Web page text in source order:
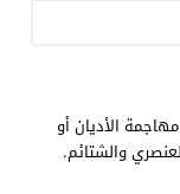
الأديان أو
والشتائم.